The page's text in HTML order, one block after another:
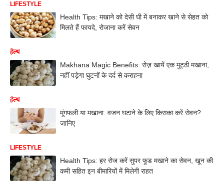
LIFESTYLE
Health Tips: मखाने को देसी घी में बनाकर खाने से सेहत को
मिलते हैं फायदे, रोजाना करें सेवन
हेल्थ
Makhana Magic Benefits: रोज़ खायें एक मुट्ठी मखाना,
नहीं पड़ेगा घुटनों के दर्द से कराहना
हेल्थ
मूंगफली या मखाना: वजन घटाने के लिए किसका करें सेवन?
जानिए
LIFESTYLE
Health Tips: हर रोज करें सुपर फूड मखाने का सेवन, खून की
कमी सहित इन बीमारियों में मिलेगी राहत